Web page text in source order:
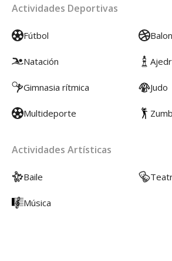
Actividades Deportivas
Fútbol
Natación
Gimnasia rítmica Judo
Multideporte
Actividades Artísticas
Baile
Música